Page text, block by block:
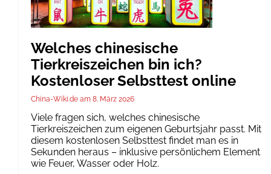
Welches chinesische
Tierkreiszeichen bin ich?
Kostenloser Selbsttest online
China-Wiki.de 8. März 2026
Viele fragen sich, welches chinesische
Tierkreiszeichen zum eigenen Geburtsjahr passt. Mit
diesem kostenlosen Selbsttest findet man es in
Sekunden heraus – inklusive persönlichem Element
wie Feuer, Wasser oder Holz.